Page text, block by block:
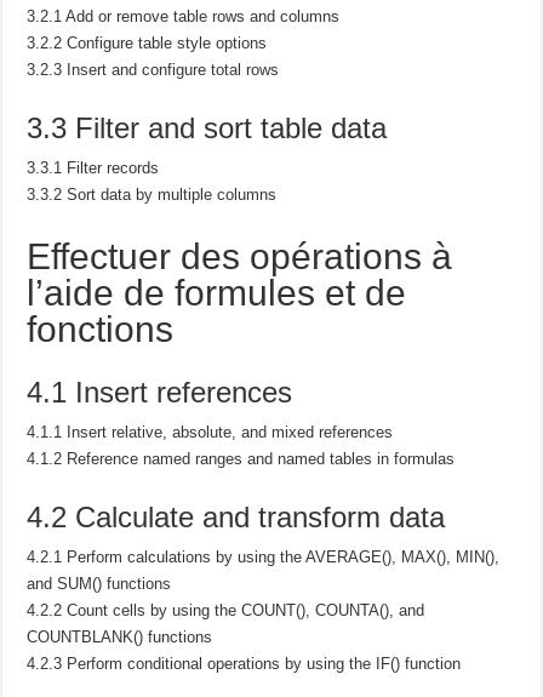
3.2.1 Add or remove table rows and columns
3.2.2 Configure table style options
3.2.3 Insert and configure total rows
3.3 Filter and sort table data
3.3.1 Filter records
3.3.2 Sort data by multiple columns
Effectuer des opérations à
l’aide de formules et de
fonctions
4.1 Insert references
4.1.1 Insert relative, absolute, and mixed references
4.1.2 Reference named ranges and named tables in formulas
4.2 Calculate and transform data
4.2.1 Perform calculations by using the AVERAGE(), MAX(), MIN(),
and SUM() functions
4.2.2 Count cells by using the COUNT(), COUNTA(), and
COUNTBLANK() functions
4.2.3 Perform conditional operations by using the IF() function